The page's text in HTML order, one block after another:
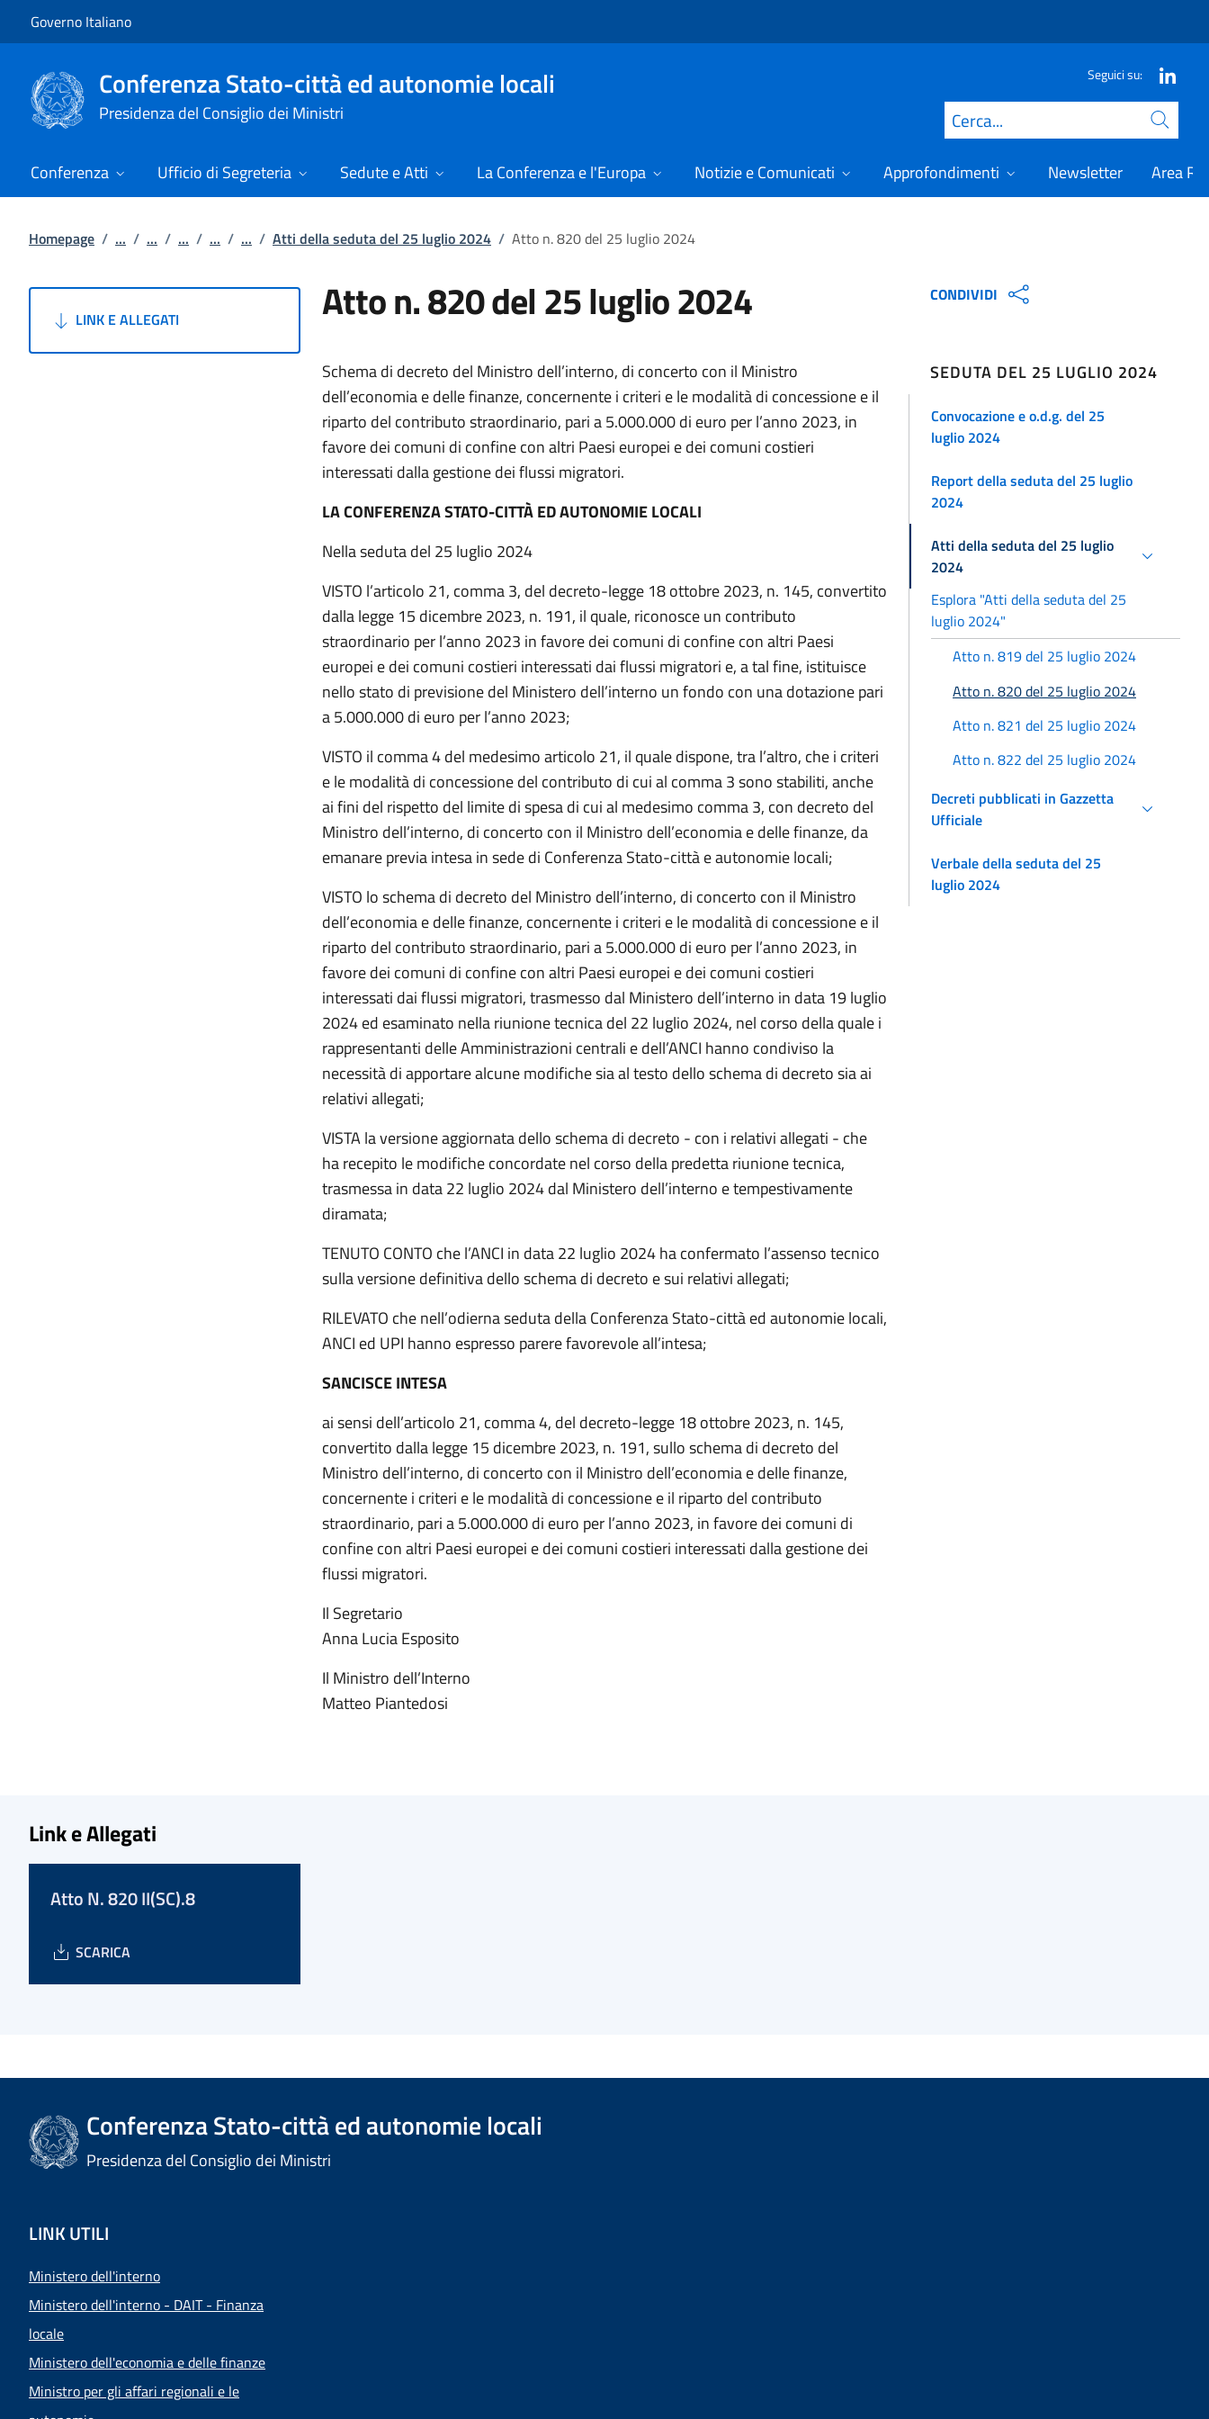
Governo Italiano
Conferenza Stato-città ed autonomie locali
Presidenza del Consiglio dei Ministri
Seguici su:
Cerca
Conferenza Ufficio di Segreteria Sedute e Atti La Conferenza e l'Europa Notizie e Comunicati Approfondimenti Newsletter Area
Homepage / ... / ... / ... / ... / ... / Atti della seduta del 25 luglio 2024 / Atto n. 820 del 25 luglio 2024
LINK E ALLEGATI Atto n. 820 del 25 luglio 2024
Schema di decreto del Ministro dell’interno, di concerto con il Ministro
dell’economia e delle finanze, concernente i criteri e le modalità di concessione e il
riparto del contributo straordinario, pari a 5.000.000 di euro per l’anno 2023, in
favore dei comuni di confine con altri Paesi europei e dei comuni costieri
interessati dalla gestione dei flussi migratori.
LA CONFERENZA STATO-CITTÀ ED AUTONOMIE LOCALI
Nella seduta del 25 luglio 2024
VISTO l’articolo 21, comma 3, del decreto-legge 18 ottobre 2023, n. 145, convertito
dalla legge 15 dicembre 2023, n. 191, il quale, riconosce un contributo
straordinario per l’anno 2023 in favore dei comuni di confine con altri Paesi
europei e dei comuni costieri interessati dai flussi migratori e, a tal fine, istituisce
nello stato di previsione del Ministero dell’interno un fondo con una dotazione pari
a 5.000.000 di euro per l’anno 2023;
VISTO il comma 4 del medesimo articolo 21, il quale dispone, tra l’altro, che i criteri
e le modalità di concessione del contributo di cui al comma 3 sono stabiliti, anche
ai fini del rispetto del limite di spesa di cui al medesimo comma 3, con decreto del
Ministro dell’interno, di concerto con il Ministro dell’economia e delle finanze, da
emanare previa intesa in sede di Conferenza Stato-città e autonomie locali;
VISTO lo schema di decreto del Ministro dell’interno, di concerto con il Ministro
dell’economia e delle finanze, concernente i criteri e le modalità di concessione e il
riparto del contributo straordinario, pari a 5.000.000 di euro per l’anno 2023, in
favore dei comuni di confine con altri Paesi europei e dei comuni costieri
interessati dai flussi migratori, trasmesso dal Ministero dell’interno in data 19 luglio
2024 ed esaminato nella riunione tecnica del 22 luglio 2024, nel corso della quale i
rappresentanti delle Amministrazioni centrali e dell’ANCI hanno condiviso la
necessità di apportare alcune modifiche sia al testo dello schema di decreto sia ai
relativi allegati;
VISTA la versione aggiornata dello schema di decreto - con i relativi allegati - che
ha recepito le modifiche concordate nel corso della predetta riunione tecnica,
trasmessa in data 22 luglio 2024 dal Ministero dell’interno e tempestivamente
diramata;
TENUTO CONTO che l’ANCI in data 22 luglio 2024 ha confermato l’assenso tecnico
sulla versione definitiva dello schema di decreto e sui relativi allegati;
RILEVATO che nell’odierna seduta della Conferenza Stato-città ed autonomie locali,
ANCI ed UPI hanno espresso parere favorevole all’intesa;
SANCISCE INTESA
ai sensi dell’articolo 21, comma 4, del decreto-legge 18 ottobre 2023, n. 145,
convertito dalla legge 15 dicembre 2023, n. 191, sullo schema di decreto del
Ministro dell’interno, di concerto con il Ministro dell’economia e delle finanze,
concernente i criteri e le modalità di concessione e il riparto del contributo
straordinario, pari a 5.000.000 di euro per l’anno 2023, in favore dei comuni di
confine con altri Paesi europei e dei comuni costieri interessati dalla gestione dei
flussi migratori.
Il Segretario
Anna Lucia Esposito
Il Ministro dell’Interno
Matteo Piantedosi
CONDIVIDI
SEDUTA DEL 25 LUGLIO 2024
Convocazione e o.d.g. del 25
luglio 2024
Report della seduta del 25 luglio
2024
Atti della seduta del 25 luglio
2024
Esplora "Atti della seduta del 25
luglio 2024"
Atto n. 819 del 25 luglio 2024
Atto n. 820 del 25 luglio 2024
Atto n. 821 del 25 luglio 2024
Atto n. 822 del 25 luglio 2024
Decreti pubblicati in Gazzetta
Ufficiale
Verbale della seduta del 25
luglio 2024
Link e Allegati
Atto N. 820 II(SC).8
SCARICA
Conferenza Stato-città ed autonomie locali
Presidenza del Consiglio dei Ministri
LINK UTILI
Ministero dell'interno
Ministero dell'interno - DAIT - Finanza
locale
Ministero dell'economia e delle finanze
Ministro per gli affari regionali e le